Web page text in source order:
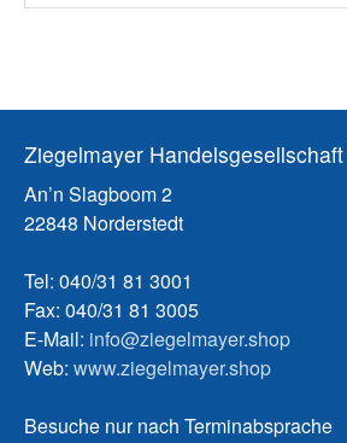
Ziegelmayer
An’n Slagboom 2
22848 Norderstedt
Tel: 040/31 81 3001
Fax: 040/31 81 3005
E-Mail: info@ziegelmayer.shop
Web: www.ziegelmayer.shop
Besuche nur nach Terminabsprache